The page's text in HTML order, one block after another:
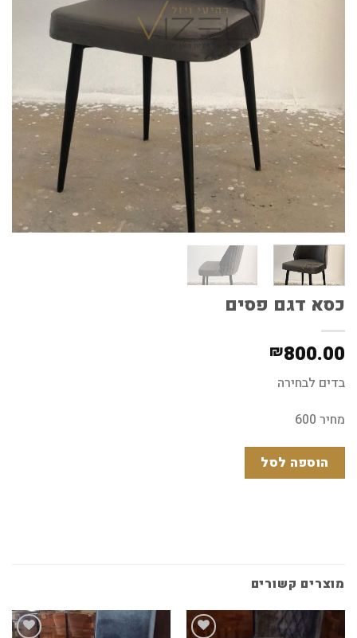
כסא דגם פסים
₪800.00
בדים לבחירה
מחיר 600
הוספה לסל
מוצרים קשורים